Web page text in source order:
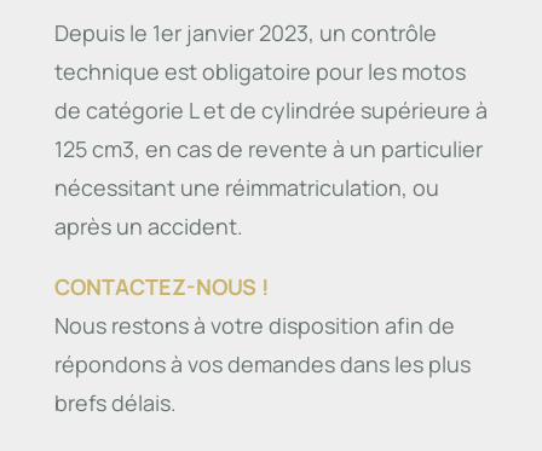
Depuis le 1er janvier 2023, un contrôle
technique est obligatoire pour les motos
de catégorie L et de cylindrée supérieure à
125 cm3, en cas de revente à un particulier
nécessitant une réimmatriculation, ou
après un accident.
CONTACTEZ-NOUS !
Nous restons à votre disposition afin de
répondons à vos demandes dans les plus
brefs délais.